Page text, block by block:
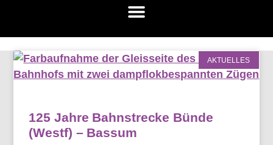
AKTUELLES
125 Jahre Bahnstrecke Bünde
(Westf) – Bassum